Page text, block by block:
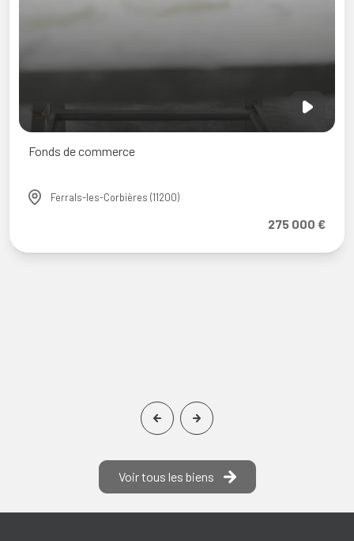
commerce
les-Corbières (11200)
Voir tous les biens